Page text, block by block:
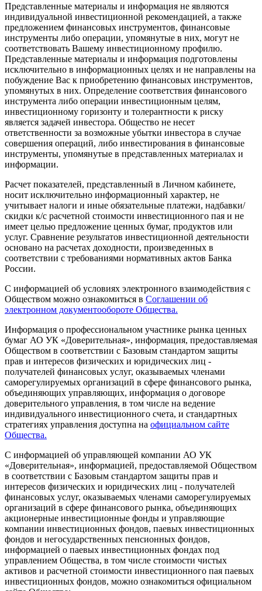
Представленные материалы и информация не являются
индивидуальной инвестиционной рекомендацией, а также
предложением финансовых инструментов, финансовые
инструменты либо операции, упомянутые в них, могут не
соответствовать Вашему инвестиционному профилю.
Представленные материалы и информация подготовлены
исключительно в информационных целях и не направлены на
побуждение Вас к приобретению финансовых инструментов,
упомянутых в них. Определение соответствия финансового
инструмента либо операции инвестиционным целям,
инвестиционному горизонту и толерантности к риску
является задачей инвестора. Общество не несет
ответственности за возможные убытки инвестора в случае
совершения операций, либо инвестирования в финансовые
инструменты, упомянутые в представленных материалах и
информации.
Расчет показателей, представленный в Личном кабинете,
носит исключительно информационный характер, не
учитывает налоги и иные обязательные платежи, надбавки/
скидки к/с расчетной стоимости инвестиционного пая и не
имеет целью предложение ценных бумаг, продуктов или
услуг. Сравнение результатов инвестиционной деятельности
основано на расчетах доходности, произведенных в
соответствии с требованиями нормативных актов Банка
России.
С информацией об условиях электронного взаимодействия с
Обществом можно ознакомиться в Соглашении об
электронном документообороте Общества.
Информация о профессиональном участнике рынка ценных
бумаг АО УК «Доверительная», информация, предоставляемая
Обществом в соответствии с Базовым стандартом защиты
прав и интересов физических и юридических лиц -
получателей финансовых услуг, оказываемых членами
саморегулируемых организаций в сфере финансового рынка,
объединяющих управляющих, информация о договоре
доверительного управления, в том числе на ведение
индивидуального инвестиционного счета, и стандартных
стратегиях управления доступна на официальном сайте
Общества.
С информацией об управляющей компании АО УК
«Доверительная», информацией, предоставляемой Обществом
в соответствии с Базовым стандартом защиты прав и
интересов физических и юридических лиц - получателей
финансовых услуг, оказываемых членами саморегулируемых
организаций в сфере финансового рынка, объединяющих
акционерные инвестиционные фонды и управляющие
компании инвестиционных фондов, паевых инвестиционных
фондов и негосударственных пенсионных фондов,
информацией о паевых инвестиционных фондах под
управлением Общества, в том числе стоимости чистых
активов и расчетной стоимости инвестиционного пая паевых
инвестиционных фондов, можно ознакомиться официальном